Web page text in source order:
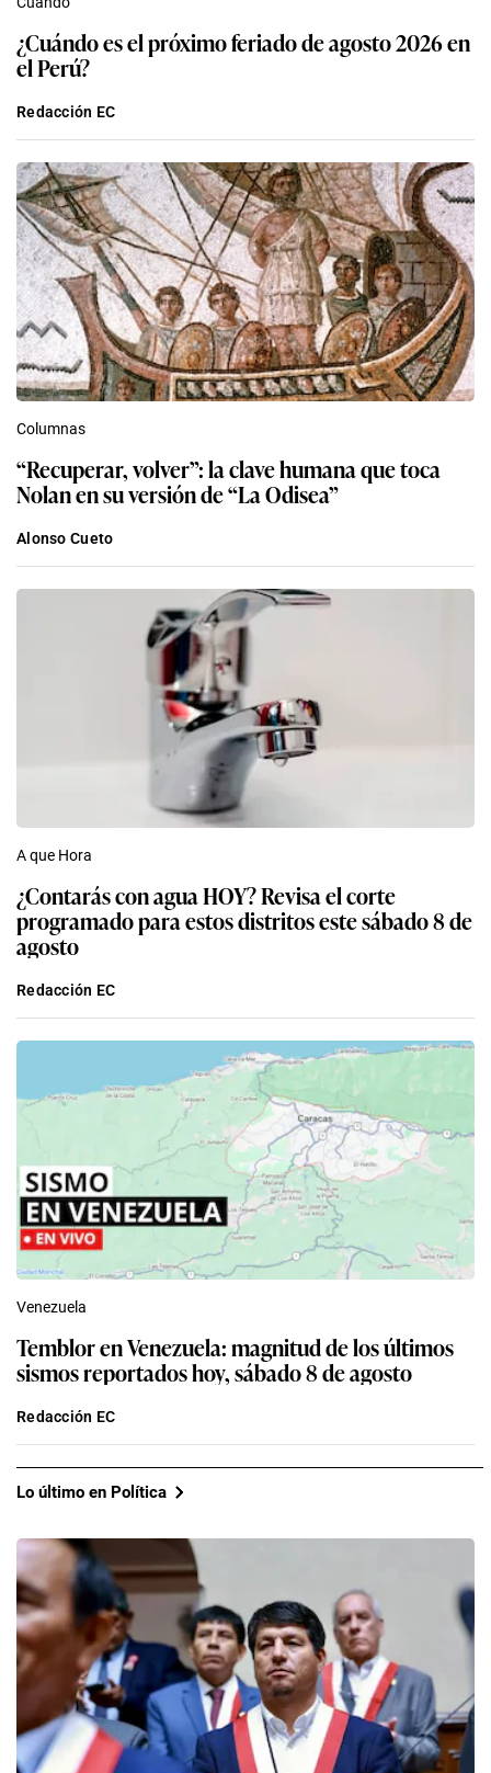
¿Cuándo es el próximo feriado de agosto 2026 en
el Perú?
Redacción EC
Columnas
“Recuperar, volver”: la clave humana que toca
Nolan en su versión de “La Odisea”
Alonso Cueto
A que Hora
¿Contarás con agua HOY? Revisa el corte
programado para estos distritos este sábado 8 de
agosto
Redacción EC
Venezuela
Temblor en Venezuela: magnitud de los últimos
sismos reportados hoy, sábado 8 de agosto
Redacción EC
Lo último en Política